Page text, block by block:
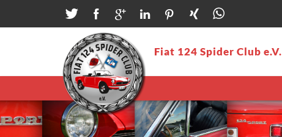
Direkt zum Inhalt
Fiat 124 Spider Club e.V.